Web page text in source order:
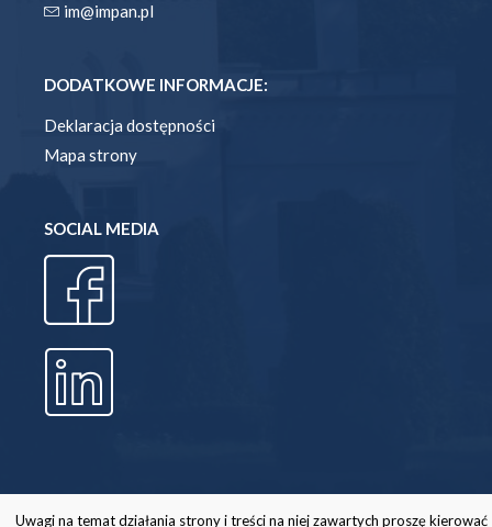
im@impan.pl
DODATKOWE INFORMACJE:
Deklaracja dostępności
Mapa strony
SOCIAL MEDIA
Uwagi na temat działania strony i treści na niej zawartych proszę kierować